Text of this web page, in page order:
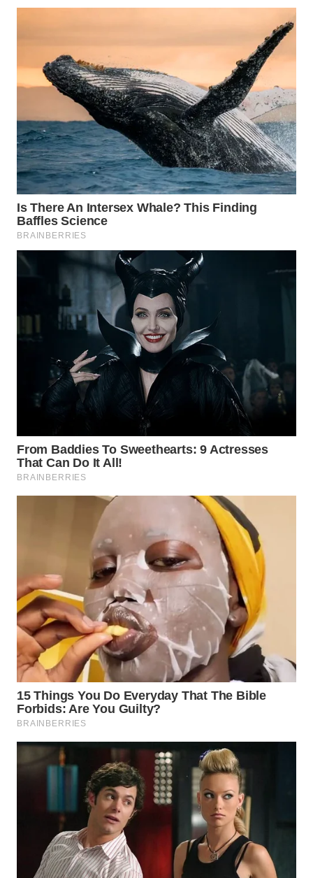
WN
SUMEDANG
WN
CIANJUR
WN
KEPULAUAN
SERIBU
TANGERANG
WN
CIREBON
WN
WN
KUNINGAN
SUBANG
WN
SUKABUMI
WN
PURWAKARTA
WN
TIMUR
SOLO